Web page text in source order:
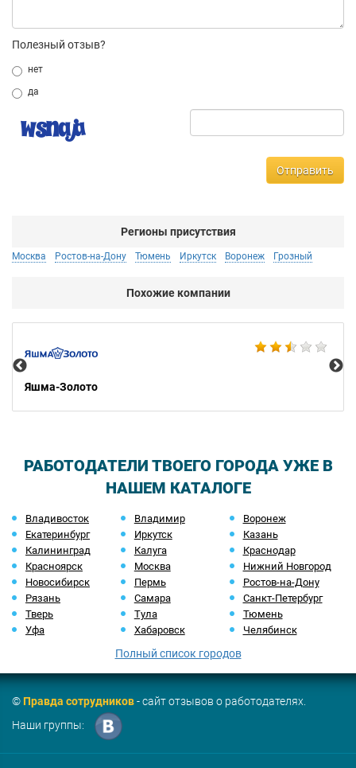
Полезный отзыв?
нет
да
Отправить
Регионы присутствия
Москва Ростов-на-Дону Тюмень Иркутск Воронеж Грозный
Похожие компании
Яшма-Золото
РАБОТОДАТЕЛИ ТВОЕГО ГОРОДА УЖЕ В
НАШЕМ КАТАЛОГЕ
Владивосток Владимир
Воронеж
Екатеринбург
Иркутск
Казань
Калининград
Калуга
Краснодар
Красноярск
Москва
Нижний Новгород
Новосибирск
Пермь
Ростов-на-Дону
Рязань
Самара
Санкт-Петербург
Тверь
Тула
Тюмень
Уфа
Хабаровск Челябинск
Полный список городов
©Правда сотрудников- сайт отзывов о работодателях.
Наши группы: